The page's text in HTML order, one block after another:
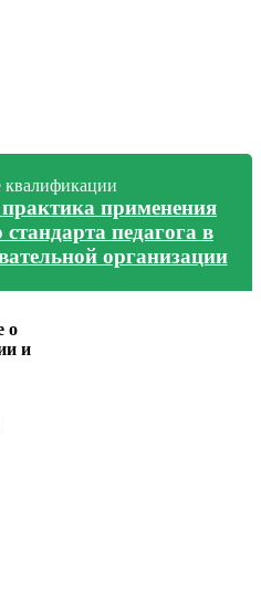
применения
педагога в
организации
о
и